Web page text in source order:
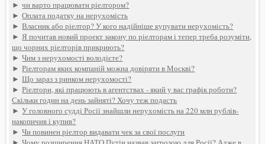
►чи варто працювати ріелтором?
►Оплата податку на нерухомість
►Власник або ріелтор? У кого надійніше купувати нерухомість?
►Я почитав новий проект закону по ріелторам і тепер треба розуміти,
що чорних ріелторів прикриють?
►Чим з нерухомості володієте?
►Ріелторам яких компаній можна довіряти в Москві?
►Що зараз з ринком нерухомості?
►Ріелтори, які працюють в агентствах - який у вас графік роботи?
Скільки годин на день зайняті? Хочу теж подасть
►У головного судді Росії знайшли нерухомість на 220 млн рублів-
накопичив і купив?
►Чи повинен ріелтор видавати чек за свої послуги